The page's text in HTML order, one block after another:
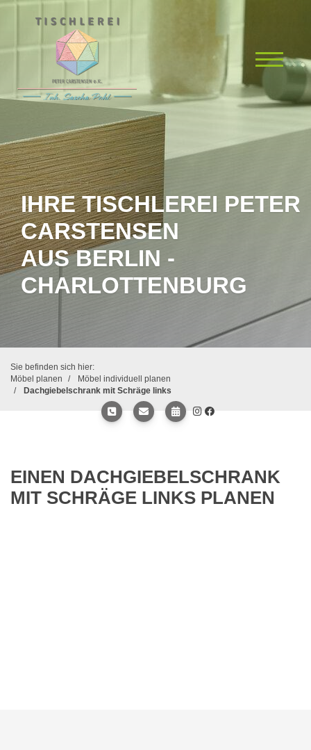
IHRE TISCHLEREI PETER
CARSTENSEN
AUS BERLIN -
CHARLOTTENBURG
Sie befinden sich hier:
Möbel planen
Möbel individuell planen
Dachgiebelschrank mit Schräge links
EINEN DACHGIEBELSCHRANK
MIT SCHRÄGE LINKS PLANEN